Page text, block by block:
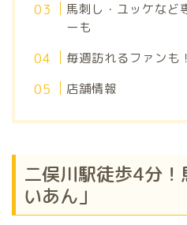
馬刺し・ユッケなど
ーも
毎週訪れるファンも
店舗情報
二俣川駅徒歩4分
いあん」